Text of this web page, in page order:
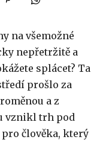
na všemožné
nepřetržitě a
splácet? Ta
prošlo za
a z
vznikl trh pod
pro člověka, který